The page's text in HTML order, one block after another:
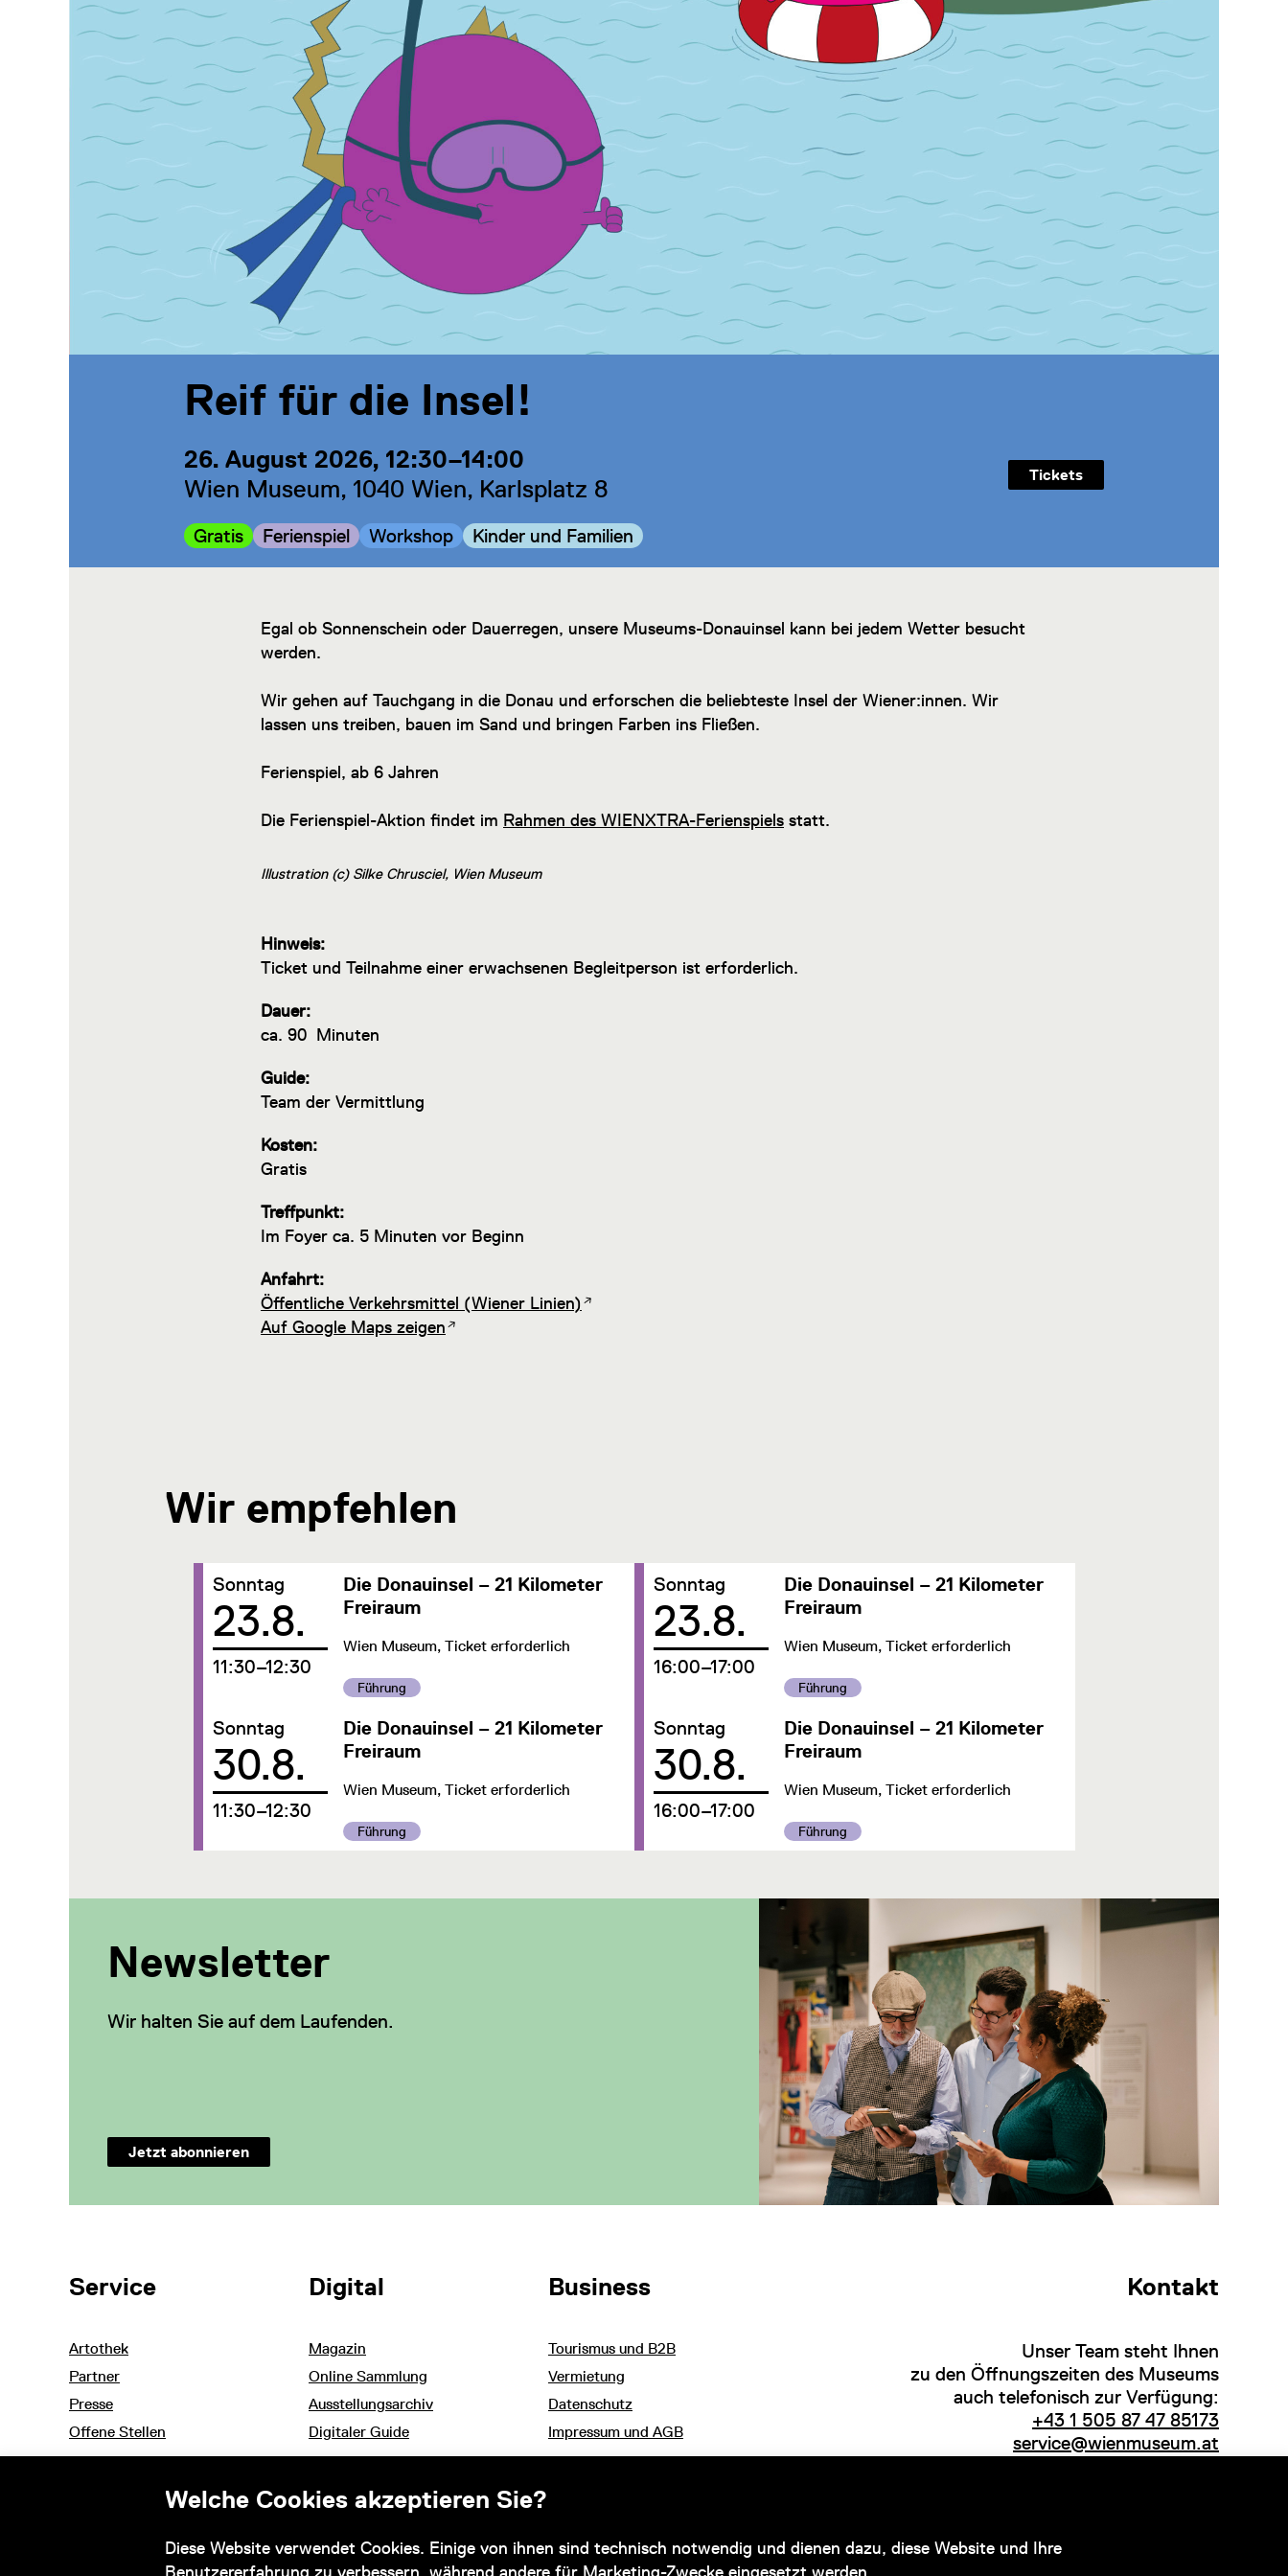
Welche Cookies akzeptieren Sie?
Diese Website verwendet Cookies. Einige von ihnen sind technisch notwendig und dienen dazu, diese Website und Ihre
Benutzererfahrung zu verbessern, während andere für Marketing-Zwecke eingesetzt werden.
Reif für die Insel!
26. August 2026, 12:30–14:00
Wien Museum, 1040 Wien, Karlsplatz 8
Tickets
Kategorie:
Gratis Kategorie:
Ferienspiel Kategorie:
Workshop Kategorie:
Kinder und Familien
Egal ob Sonnenschein oder Dauerregen, unsere Museums-Donauinsel kann bei jedem Wetter besucht
werden.
Wir gehen auf Tauchgang in die Donau und erforschen die beliebteste Insel der Wiener:innen. Wir
lassen uns treiben, bauen im Sand und bringen Farben ins Fließen.
Ferienspiel, ab 6 Jahren
Die Ferienspiel-Aktion findet im Rahmen des WIENXTRA-Ferienspiels statt.
Illustration (c) Silke Chrusciel, Wien Museum
Hinweis:
Ticket und Teilnahme einer erwachsenen Begleitperson ist erforderlich.
Dauer:
ca. 90 Minuten
Guide:
Team der Vermittlung
Kosten:
Gratis
Treffpunkt:
Im Foyer ca. 5 Minuten vor Beginn
Anfahrt:
Öffentliche Verkehrsmittel (Wiener Linien)
Auf Google Maps zeigen
Wir empfehlen
Die Donauinsel – 21 Kilometer
Freiraum
Wien Museum, Ticket erforderlich
Kategorie:
Führung
Datum:
23.8.
Sonntag
um
11:30–12:30
Die Donauinsel – 21 Kilometer
Freiraum
Wien Museum, Ticket erforderlich
Kategorie:
Führung
Datum:
23.8.
Sonntag
um
16:00–17:00
Die Donauinsel – 21 Kilometer
Freiraum
Wien Museum, Ticket erforderlich
Kategorie:
Führung
Datum:
30.8.
Sonntag
um
11:30–12:30
Die Donauinsel – 21 Kilometer
Freiraum
Wien Museum, Ticket erforderlich
Kategorie:
Führung
Datum:
30.8.
Sonntag
um
16:00–17:00
Newsletter
Wir halten Sie auf dem Laufenden.
Jetzt abonnieren
Weitere Themen
Service
Artothek
Partner
Presse
Offene Stellen
Digital
Magazin
Online Sammlung
Ausstellungsarchiv
Digitaler Guide
Business
Tourismus und B2B
Vermietung
Datenschutz
Impressum und AGB
Kontakt
Unser Team steht Ihnen
zu den Öffnungszeiten des Museums
auch telefonisch zur Verfügung:
+43 1 505 87 47 85173
service@wienmuseum.at
Informationen zu ihrem barrierefreien Besuch
Subventionsgeber Hauptsponsor